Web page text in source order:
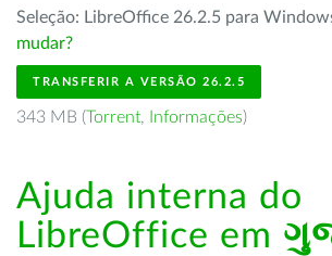
Seleção: LibreOffice 26.2.5 para
mudar?
TRANSFERIR A VERSÃO 26.2.5
343 MB (Torrent, Informações)
Ajuda interna do
LibreOffice em